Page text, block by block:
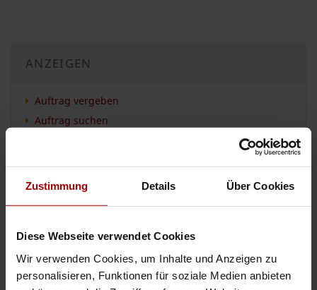
Zustimmung Details Über Cookies
Diese Webseite verwendet Cookies
Wir verwenden Cookies, um Inhalte und Anzeigen zu
personalisieren, Funktionen für soziale Medien anbieten
ANZEIGEN
Auftrag vergeben
Auftrag suchen
Aktuelle Gesuche
KATEGORIEN